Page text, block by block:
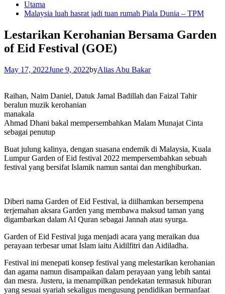
Utama
Malaysia luah hasrat jadi tuan rumah Piala Dunia – TPM
Lestarikan Kerohanian Bersama Garden
of Eid Festival (GOE)
May 17, 2022June 9, 2022byAlias Abu Bakar
Raihan, Naim Daniel, Datuk Jamal Badillah dan Faizal Tahir
beralun muzik kerohanian
manakala
Ahmad Dhani bakal mempersembahkan Malam Munajat Cinta
sebagai penutup
Buat julung kalinya, dengan suasana endemik di Malaysia, Kuala
Lumpur Garden of Eid festival 2022 mempersembahkan sebuah
festival yang bersifat Islamik namun santai dan menghiburkan.
Diberi nama Garden of Eid Festival, ia diilhamkan bersempena
terjemahan aksara Garden yang membawa maksud taman yang
digambarkan dalam Al Quran sebagai Jannah atau syurga.
Garden of Eid Festival juga menjadi acara yang meraikan dua
perayaan terbesar umat Islam iaitu Aidilfitri dan Aidiladha.
Festival ini menepati konsep festival yang melestarikan kerohanian
dan agama namun disampaikan dalam perayaan yang lebih santai
dan mesra. Justeru, ia menampilkan pendekatan termasuk hiburan
yang sesuai syariah sekaligus mengusung pendidikan bermanfaat